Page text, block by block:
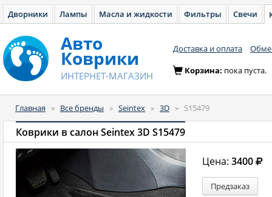
Дворники Лампы Масла и жидкости Фильтры Свечи
Авто
Коврики
ИНТЕРНЕТ-МАГАЗИН
Доставка и оплата
Корзина: пока пуста.
Главная » Все бренды » Seintex » 3D » S15479
Коврики в салон Seintex 3D S15479
Цена:3400
Предзаказ